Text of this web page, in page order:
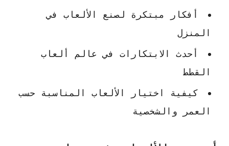
أفكار مبتكرة لصنع الألعاب في
المنزل
أحدث الابتكارات في عالم ألعاب
القطط
كيفية اختيار الألعاب المناسبة حسب
العمر والشخصية